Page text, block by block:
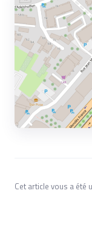
Cet article vous a été